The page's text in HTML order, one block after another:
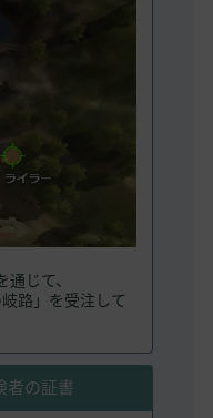
じて、
路」を受注して
者の証書